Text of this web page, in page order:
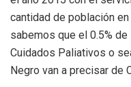
cantidad de población
sabemos que el 0.5%
Cuidados Paliativos o
Negro van a precisar de